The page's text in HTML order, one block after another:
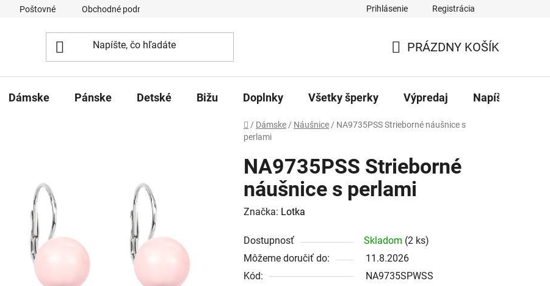
Poštovné Obchodné podmienky Prihlásenie Registrácia
KOŠÍK
PRÁZDNY KOŠÍK
Dámske Pánske Detské Bižu Doplnky Všetky šperky Výpredaj Napíšte nám
Domov
/ Dámske / Náušnice / NA9735PSS Strieborné náušnice s
perlami
NA9735PSS Strieborné
náušnice s perlami
Značka: Lotka
Dostupnosť Skladom (2 ks)
Môžeme doručiť do:
11.8.2026
Kód:
NA9735SPWSS